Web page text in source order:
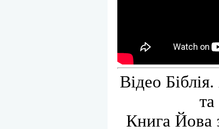
Відео
Книга Йова